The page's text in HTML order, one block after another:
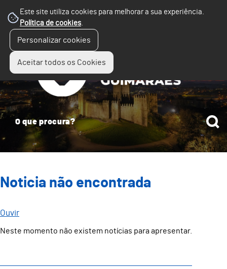
Este site utiliza cookies para melhorar a sua experiência.
Política de cookies.
Personalizar cookies
Aceitar todos os Cookies
Noticia não encontrada
Ouvir
Neste momento não existem notícias para apresentar.